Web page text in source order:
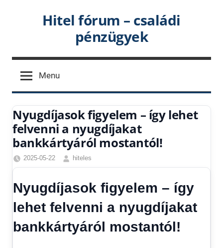
Hitel fórum – családi
pénzügyek
Menu
Nyugdíjasok figyelem – így lehet
felvenni a nyugdíjakat
bankkártyáról mostantól!
2025-05-22
hiteles
Friss
Gazdaság,
Hírek
Hírek
1
Nyugdíjasok figyelem – így
lehet felvenni a nyugdíjakat
bankkártyáról mostantól!